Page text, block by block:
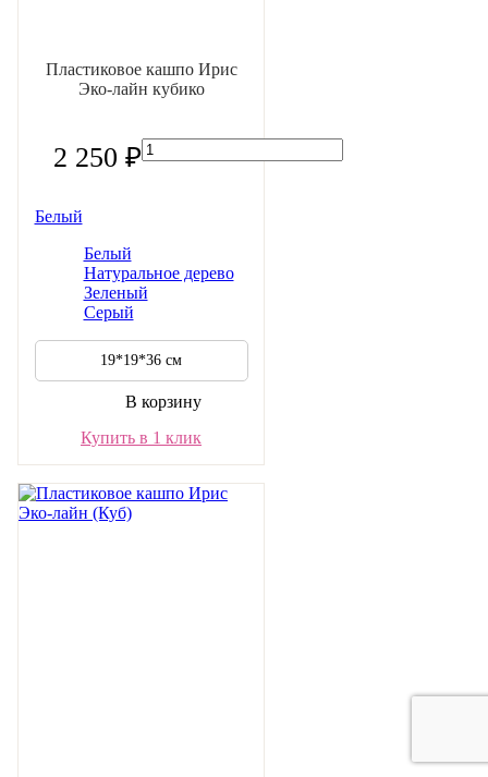
Пластиковое кашпо Ирис
Эко-лайн кубико
2 250 ₽
Белый
Белый
Натуральное дерево
Зеленый
Серый
19*19*36 см
В корзину
Купить в 1 клик